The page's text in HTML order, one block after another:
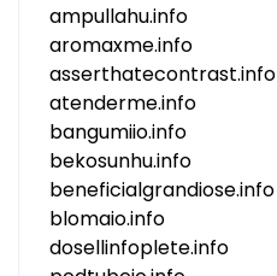
ampullahu.info
aromaxme.info
asserthatecontrast.info
atenderme.info
bangumiio.info
bekosunhu.info
beneficialgrandiose.info
blomaio.info
dosellinfoplete.info